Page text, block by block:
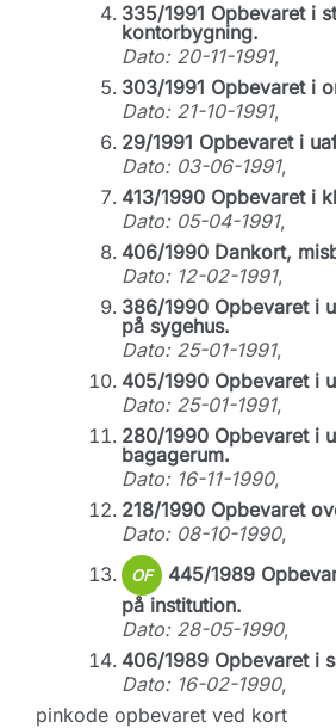
335/1991 Opbevaret i
kontorbygning.
Dato: 20-11-1991,
303/1991 Opbevaret i
Dato: 21-10-1991,
29/1991 Opbevaret i
Dato: 03-06-1991,
413/1990 Opbevaret i
Dato: 05-04-1991,
406/1990 Dankort,
Dato: 12-02-1991,
386/1990 Opbevaret i
på sygehus.
Dato: 25-01-1991,
405/1990 Opbevaret i
Dato: 25-01-1991,
280/1990 Opbevaret i
bagagerum.
Dato: 16-11-1990,
218/1990 Opbevaret
Dato: 08-10-1990,
OF
445/1989
på institution.
Dato: 28-05-1990,
406/1989 Opbevaret i
Dato: 16-02-1990,
pinkode opbevaret ved kort